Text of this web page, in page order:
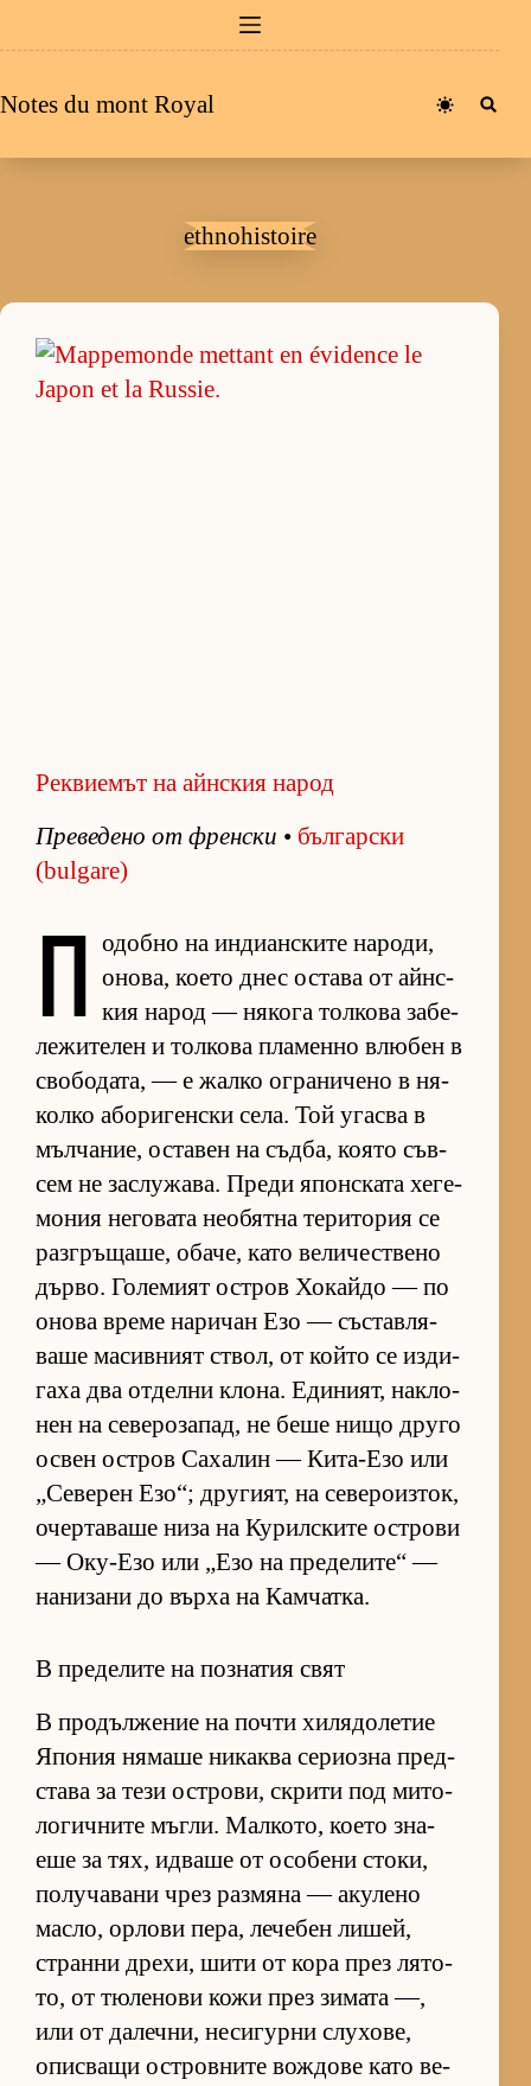
au
Notes du mont Royal
ethnohistoire
Реквиемът на айнския народ
Пре­ве­дено от френ­ски • бъл­гар­ски
(bulgare)
П о­добно на ин­ди­ан­с­ките на­ро­ди,
оно­ва, ко­ето днес ос­тава от айн­с­
кия на­род — ня­кога тол­кова за­бе­
ле­жи­те­лен и тол­кова пла­менно влю­бен в
сво­бо­да­та, — е жалко ог­ра­ни­чено в ня­
колко або­ри­ген­ски се­ла. Той угасва в
мъл­ча­ние, ос­та­вен на съд­ба, ко­ято съв­
сем не зас­лу­жа­ва. Преди япон­с­ката хе­ге­
мо­ния не­го­вата не­о­бятна те­ри­то­рия се
раз­г­ръ­ща­ше, оба­че, като ве­ли­чес­т­вено
дър­во. Го­ле­мият ос­т­ров Хо­кайдо — по
онова време на­ри­чан Езо — със­тав­ля­
ваше ма­сив­ният ствол, от който се из­ди­
гаха два от­делни кло­на. Еди­ни­ят, нак­ло­
нен на се­ве­ро­за­пад, не беше нищо друго
ос­вен ос­т­ров Са­ха­лин — Ки­та-Езо или
„Се­ве­рен Езо“; дру­ги­ят, на се­ве­ро­из­ток,
очер­та­ваше низа на Ку­рил­с­ките ос­т­рови
— Оку-Езо или „Езо на пре­де­ли­те“ —
на­ни­зани до върха на Кам­чат­ка.
В пределите на познатия свят
В про­дъл­же­ние на почти хи­ля­до­ле­тие
Япо­ния ня­маше ни­каква се­ри­озна пред­
с­тава за тези ос­т­ро­ви, скрити под ми­то­
ло­гич­ните мъг­ли. Мал­ко­то, ко­ето зна­
еше за тях, ид­ваше от осо­бени сто­ки,
по­лу­ча­вани чрез раз­мяна — аку­лено
мас­ло, ор­лови пе­ра, ле­че­бен ли­шей,
странни дре­хи, шити от кора през ля­то­
то, от тю­ле­нови кожи през зи­мата —,
или от да­леч­ни, не­си­гурни слу­хо­ве,
опис­ващи ос­т­ров­ните вож­дове като ве­